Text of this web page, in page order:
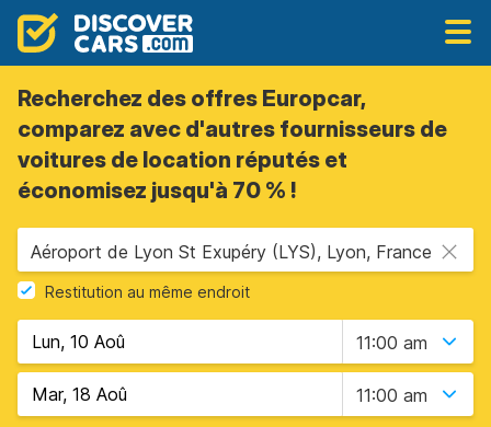
Recherchez des offres Europcar,
comparez avec d'autres fournisseurs de
voitures de location réputés et
économisez jusqu'à 70 % !
Aéroport de Lyon St Exupéry (LYS), Lyon, France
Restitution au même endroit
11:00 am
11:00 am